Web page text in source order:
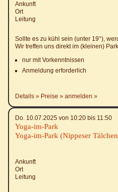
Ankunft
Ort
Leitung
Sollte es zu kühl sein (unter 19°),
Wir treffen uns direkt im (kleinen)
nur mit Vorkenntnissen
Anmeldung erforderlich
Details Preise anmelden
Do. 10.07.2025 von 10:20 bis 11:50
Yoga-im-Park
Yoga-im-Park (Nippeser
Ankunft
Ort
Leitung